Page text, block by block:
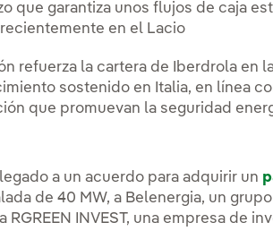
que garantiza unos flujos de caja
en el Lacio
refuerza la cartera de Iberdrola en
sostenido en Italia, en línea
que promuevan la seguridad
a un acuerdo para adquirir un
de 40 MW, a Belenergia, un
RGREEN INVEST, una empresa de